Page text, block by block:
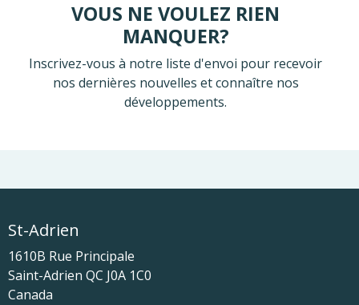
VOUS NE VOULEZ RIEN
MANQUER?
Inscrivez-vous à notre liste d'envoi pour recevoir
nos dernières nouvelles et connaître nos
développements.
St-Adrien
1610B Rue Principale
Saint-Adrien QC J0A 1C0
Canada